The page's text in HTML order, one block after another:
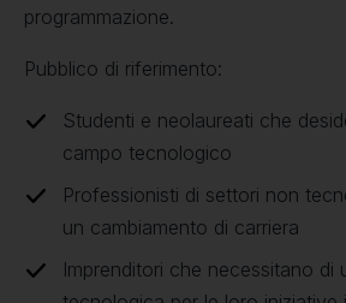
programmazione.
Pubblico di riferimento:
Studenti e neolaureati che
campo tecnologico
Professionisti di settori non
un cambiamento di carriera
Imprenditori che necessitano di